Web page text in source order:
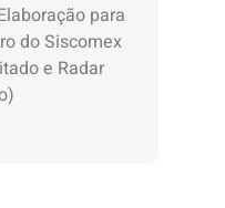
para
do Siscomex
e Radar